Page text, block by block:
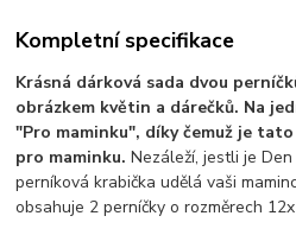
Kompletní specifikace
Krásná dárková sada dvou
obrázkem květin a dárečků. Na
"Pro maminku", díky čemuž je
pro maminku. Nezáleží, jestli je
perníková krabička udělá vaši
obsahuje 2 perníčky o rozměrech